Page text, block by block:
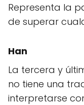
Representa la
de superar
Han
La tercera y
no tiene una
interpretarse